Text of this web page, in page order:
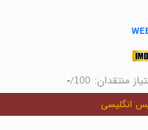
منتقدان: -/100
انگلیسی